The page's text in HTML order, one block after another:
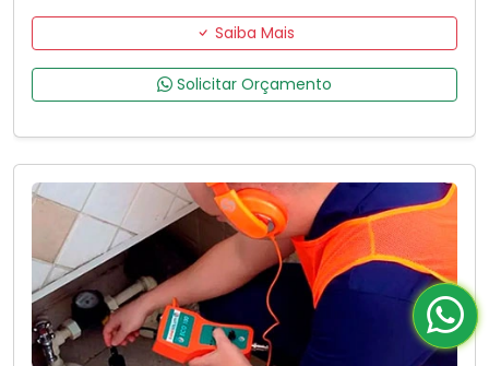
Saiba Mais
Solicitar Orçamento